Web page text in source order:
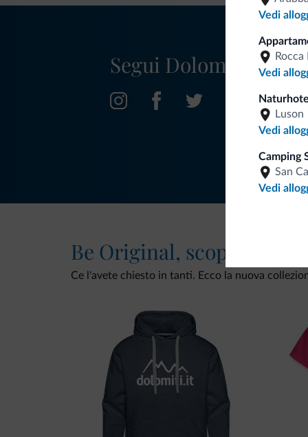
Vedi
Vedi
Luson
Vedi
Camping
San
Vedi
Segui Dolomiti.it
Be Original, scopri la
Ce l'avete chiesto in tanti. Ecco la nuova